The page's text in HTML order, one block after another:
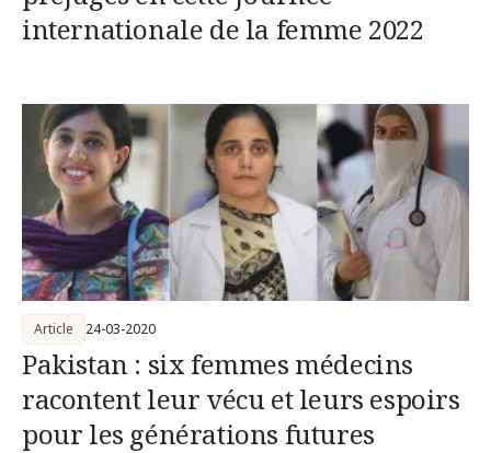
internationale de la femme 2022
Pakistan : six femmes médecins
racontent leur vécu et leurs espoirs
pour les générations futures
Article 24-03-2020